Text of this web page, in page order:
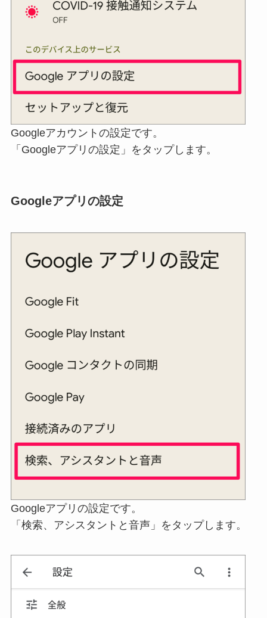
Googleアカウントの設定です。
「Googleアプリの設定」をタップします。
Googleアプリの設定
Googleアプリの設定です。
「検索、アシスタントと音声」をタップします。